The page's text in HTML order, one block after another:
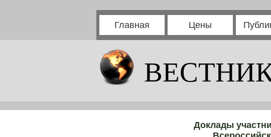
Главная Цены
Доклады